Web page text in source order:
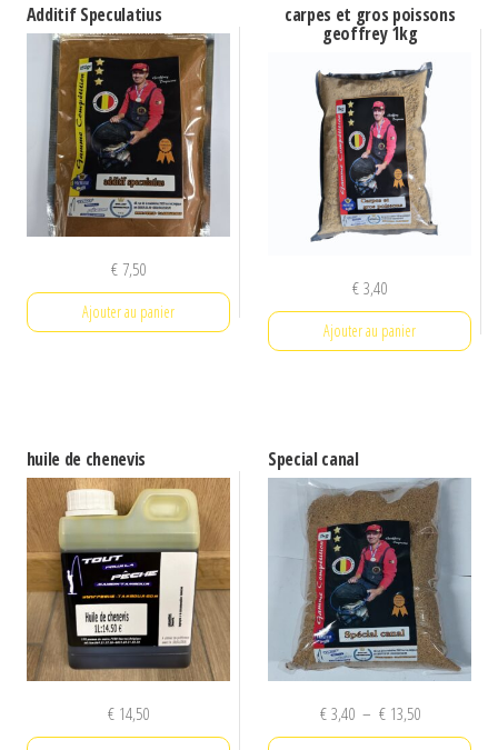
Additif Speculatius
€7,50
Ajouter au panier
carpes et gros poissons
geoffrey 1kg
€3,40
Ajouter au panier
huile de chenevis
€14,50
Special canal
€3,40 – €13,50Plage
de